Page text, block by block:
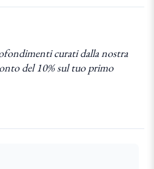
curati dalla nostra
del 10% sul tuo primo